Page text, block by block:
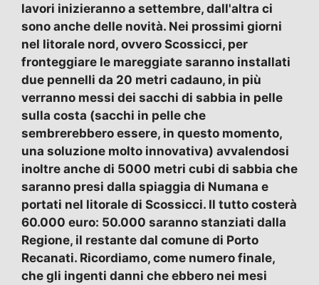
lavori inizieranno a settembre, dall'altra ci
sono anche delle novità. Nei prossimi giorni
nel litorale nord, ovvero Scossicci, per
fronteggiare le mareggiate saranno installati
due pennelli da 20 metri cadauno, in più
verranno messi dei sacchi di sabbia in pelle
sulla costa (sacchi in pelle che
sembrerebbero essere, in questo momento,
una soluzione molto innovativa) avvalendosi
inoltre anche di 5000 metri cubi di sabbia che
saranno presi dalla spiaggia di Numana e
portati nel litorale di Scossicci. Il tutto costerà
60.000 euro: 50.000 saranno stanziati dalla
Regione, il restante dal comune di Porto
Recanati. Ricordiamo, come numero finale,
che gli ingenti danni che ebbero nei mesi